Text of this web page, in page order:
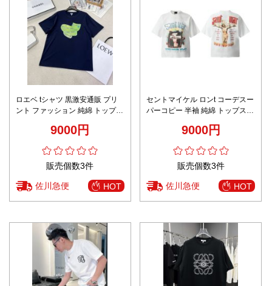
ロエベ tシャツ 黒激安通販 プリ
ント ファッション 純綿 トップス
9000円
販売個数3件
佐川急便 HOT
セントマイケル ロンt コーデスー
パーコピー 半袖 純綿 トップス
9000円
販売個数3件
佐川急便 HOT